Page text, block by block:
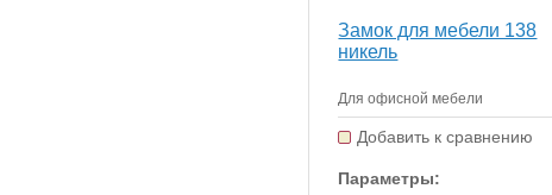
Замок для мебели 138
никель
Для офисной мебели
Добавить к сравнению
Параметры: